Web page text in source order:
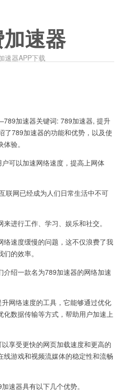
速器
速器APP下载
加速器关键词: 789加速器, 提升
了789加速器的功能和优势，以及使
验。
可以加速网络速度，提高上网体
网已经成为人们日常生活中不可
进行工作、学习、娱乐和社交。
速度缓慢的问题，这不仅浪费了我
的效率。
绍一款名为789加速器的网络加速
网络速度的工具，它能够通过优化
化数据传输等方式，帮助用户加速上
受更快的网页加载速度和更高的
线游戏和视频流媒体的稳定性和流畅
器具有以下几个优势。